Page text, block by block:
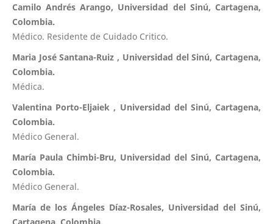
Camilo Andrés Arango, Universidad del Sinú, Cartagena,
Colombia.
Médico. Residente de Cuidado Critico.
Maria José Santana-Ruiz , Universidad del Sinú, Cartagena,
Colombia.
Médica.
Valentina Porto-Eljaiek , Universidad del Sinú, Cartagena,
Colombia.
Médico General.
María Paula Chimbi-Bru, Universidad del Sinú, Cartagena,
Colombia.
Médico General.
María de los Ángeles Díaz-Rosales, Universidad del Sinú,
Cartagena, Colombia.